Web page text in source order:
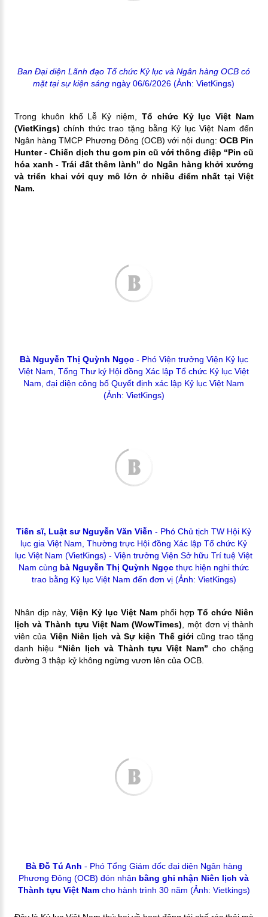
Ban Đại diện Lãnh đạo Tổ chức Kỷ lục và Ngân hàng OCB có
mặt tại sự kiện sáng ngày 06/6/2026 (Ảnh: VietKings)
Trong khuôn khổ Lễ Kỷ niệm, Tổ chức Kỷ lục Việt Nam
(VietKings) chính thức trao tặng bằng Kỷ lục Việt Nam đến
Ngân hàng TMCP Phương Đông (OCB) với nội dung: OCB Pin
Hunter - Chiến dịch thu gom pin cũ với thông điệp “Pin cũ
hóa xanh - Trái đất thêm lành” do Ngân hàng khởi xướng
và triển khai với quy mô lớn ở nhiều điểm nhất tại Việt
Nam.
Bà Nguyễn Thị Quỳnh Ngọc- Phó Viện trưởng Viện Kỷ lục
Việt Nam,Tổng Thư ký Hội đồng Xác lập Tổ chức Kỷ lục Việt
Nam, đại diện công bố Quyết định xác lập Kỷ lục Việt Nam
(Ảnh: VietKings)
Tiến sĩ, Luật sư Nguyễn Văn Viễn- Phó Chủ tịch TW Hội Kỷ
lục gia Việt Nam, Thường trực Hội đồng Xác lập Tổ chức Kỷ
lục Việt Nam (VietKings) - Viện trưởng Viện Sở hữu Trí tuệ Việt
Nam cùng bà Nguyễn Thị Quỳnh Ngọc thực hiện nghi thức
trao bằng Kỷ lục Việt Nam đến đơn vị (Ảnh: VietKings)
Nhân dịp này, Viện Kỷ lục Việt Nam phối hợpTổ chức Niên
lịch và Thành tựu Việt Nam (WowTimes) , một đơn vị thành
viên của Viện Niên lịch và Sự kiện Thế giới cũng trao tặng
danh hiệu “Niên lịch và Thành tựu Việt Nam”cho chặng
đường 3 thập kỷ không ngừng vươn lên của OCB.
Bà Đỗ Tú Anh - Phó Tổng Giám đốc đại diện Ngân hàng
Phương Đông (OCB) đón nhận bằng ghi nhận Niên lịch và
Thành tựu Việt Nam cho hành trình 30 năm (Ảnh: Vietkings)